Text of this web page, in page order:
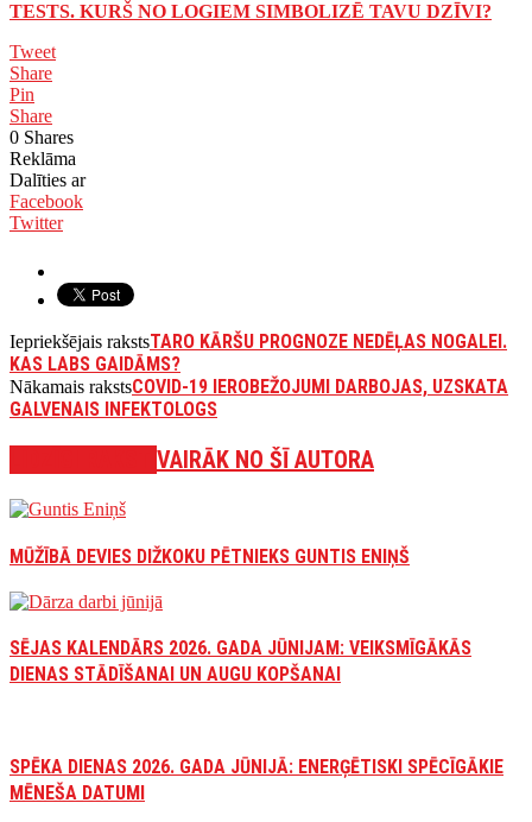
TESTS. KURŠ NO LOGIEM SIMBOLIZĒ TAVU DZĪVI?
Tweet
Share
Pin
Share
0 Shares
Reklāma
Dalīties ar
Facebook
Twitter
Iepriekšējais rakstsTARO KĀRŠU PROGNOZE NEDĒĻAS NOGALEI.
KAS LABS GAIDĀMS?
Nākamais rakstsCOVID-19 IEROBEŽOJUMI DARBOJAS, UZSKATA
GALVENAIS INFEKTOLOGS
VAIRĀK NO ŠĪ AUTORA
MŪŽĪBĀ DEVIES DIŽKOKU PĒTNIEKS GUNTIS ENIŅŠ
SĒJAS KALENDĀRS 2026. GADA JŪNIJAM: VEIKSMĪGĀKĀS
DIENAS STĀDĪŠANAI UN AUGU KOPŠANAI
SPĒKA DIENAS 2026. GADA JŪNIJĀ: ENERĢĒTISKI SPĒCĪGĀKIE
MĒNEŠA DATUMI